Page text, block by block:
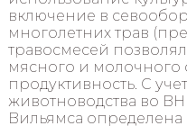
включение в
многолетних трав
травосмесей
мясного и молочного
продуктивность. С
животноводства во
Вильямса